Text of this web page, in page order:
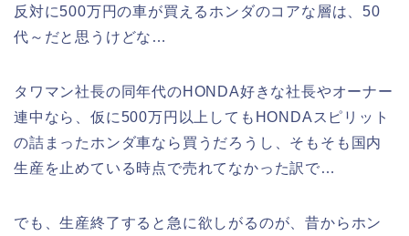
反対に500万円の車が買えるホンダのコアな層は、50
代～だと思うけどな…
タワマン社長の同年代のHONDA好きな社長やオーナー
連中なら、仮に500万円以上してもHONDAスピリット
の詰まったホンダ車なら買うだろうし、そもそも国内
生産を止めている時点で売れてなかった訳で…
でも、生産終了すると急に欲しがるのが、昔からホン